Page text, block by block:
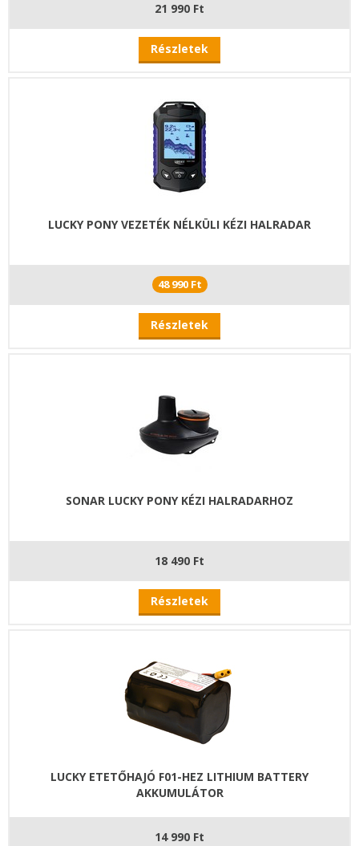
21 990 Ft
Részletek
LUCKY PONY VEZETÉK NÉLKÜLI KÉZI HALRADAR
48 990 Ft
Részletek
SONAR LUCKY PONY KÉZI HALRADARHOZ
18 490 Ft
Részletek
LUCKY ETETŐHAJÓ F01-HEZ LITHIUM BATTERY
AKKUMULÁTOR
14 990 Ft